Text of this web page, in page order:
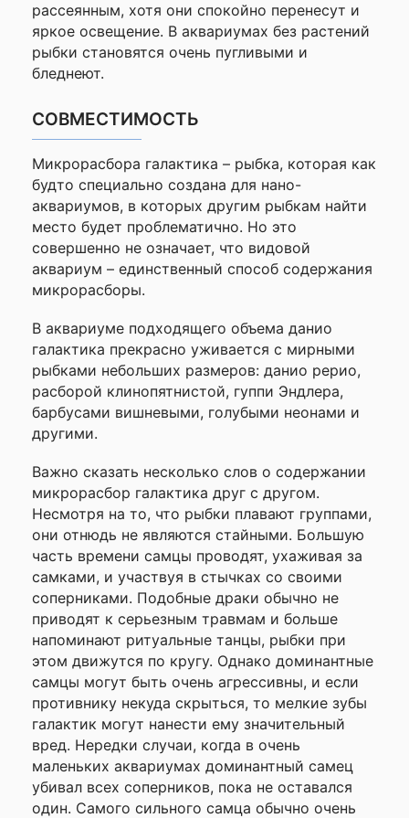
рассеянным, хотя они спокойно перенесут и
яркое освещение. В аквариумах без растений
рыбки становятся очень пугливыми и
бледнеют.
СОВМЕСТИМОСТЬ
Микрорасбора галактика – рыбка, которая как
будто специально создана для нано-
аквариумов, в которых другим рыбкам найти
место будет проблематично. Но это
совершенно не означает, что видовой
аквариум – единственный способ содержания
микрорасборы.
В аквариуме подходящего объема данио
галактика прекрасно уживается с мирными
рыбками небольших размеров: данио рерио,
расборой клинопятнистой, гуппи Эндлера,
барбусами вишневыми, голубыми неонами и
другими.
Важно сказать несколько слов о содержании
микрорасбор галактика друг с другом.
Несмотря на то, что рыбки плавают группами,
они отнюдь не являются стайными. Большую
часть времени самцы проводят, ухаживая за
самками, и участвуя в стычках со своими
соперниками. Подобные драки обычно не
приводят к серьезным травмам и больше
напоминают ритуальные танцы, рыбки при
этом движутся по кругу. Однако доминантные
самцы могут быть очень агрессивны, и если
противнику некуда скрыться, то мелкие зубы
галактик могут нанести ему значительный
вред. Нередки случаи, когда в очень
маленьких аквариумах доминантный самец
убивал всех соперников, пока не оставался
один. Самого сильного самца обычно очень